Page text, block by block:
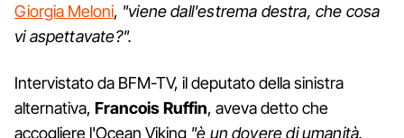
Giorgia Meloni, "viene dall'estrema destra, che cosa
vi aspettavate?".
Intervistato da BFM-TV, il deputato della sinistra
alternativa, Francois Ruffin, aveva detto che
accogliere l'Ocean Viking "è un dovere di umanità.